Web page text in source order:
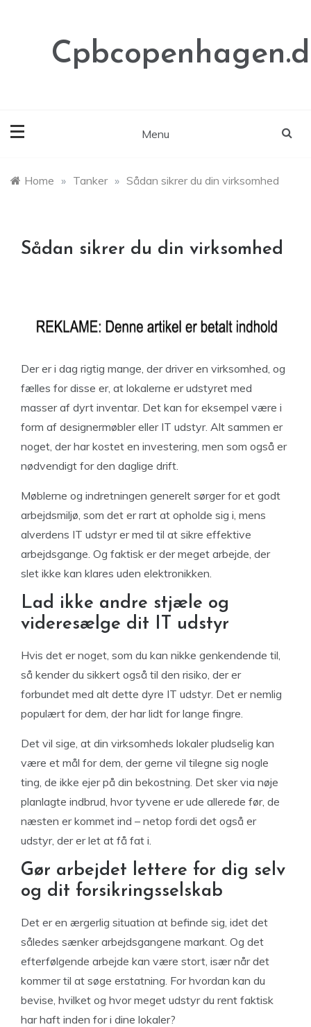
Menu
Home » Tanker » Sådan sikrer du din virksomhed
Sådan sikrer du din virksomhed
Der er i dag rigtig mange, der driver en virksomhed, og
fælles for disse er, at lokalerne er udstyret med
masser af dyrt inventar. Det kan for eksempel være i
form af designermøbler eller IT udstyr. Alt sammen er
noget, der har kostet en investering, men som også er
nødvendigt for den daglige drift.
Møblerne og indretningen generelt sørger for et godt
arbejdsmiljø, som det er rart at opholde sig i, mens
alverdens IT udstyr er med til at sikre effektive
arbejdsgange. Og faktisk er der meget arbejde, der
slet ikke kan klares uden elektronikken.
Lad ikke andre stjæle og
videresælge dit IT udstyr
Hvis det er noget, som du kan nikke genkendende til,
så kender du sikkert også til den risiko, der er
forbundet med alt dette dyre IT udstyr. Det er nemlig
populært for dem, der har lidt for lange fingre.
Det vil sige, at din virksomheds lokaler pludselig kan
være et mål for dem, der gerne vil tilegne sig nogle
ting, de ikke ejer på din bekostning. Det sker via nøje
planlagte indbrud, hvor tyvene er ude allerede før, de
næsten er kommet ind – netop fordi det også er
udstyr, der er let at få fat i.
Gør arbejdet lettere for dig selv
og dit forsikringsselskab
Det er en ærgerlig situation at befinde sig, idet det
således sænker arbejdsgangene markant. Og det
efterfølgende arbejde kan være stort, især når det
kommer til at søge erstatning. For hvordan kan du
bevise, hvilket og hvor meget udstyr du rent faktisk
har haft inden for i dine lokaler?